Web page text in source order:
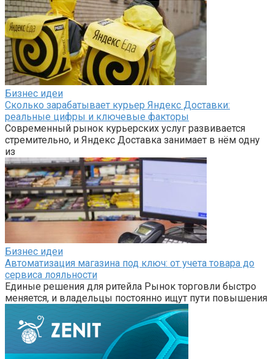
Бизнес идеи
Сколько зарабатывает курьер Яндекс Доставки:
реальные цифры и ключевые факторы
Современный рынок курьерских услуг развивается
стремительно, и Яндекс Доставка занимает в нём одну
из
Бизнес идеи
Автоматизация магазина под ключ: от учета товара до
сервиса лояльности
Единые решения для ритейла Рынок торговли быстро
меняется, и владельцы постоянно ищут пути повышения